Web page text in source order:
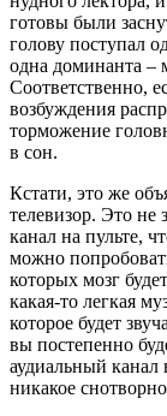
готовы были
голову поступал
одна доминанта –
Соответственно,
возбуждения
торможение
в сон.
Кстати, это же
телевизор. Это не
канал на пульте,
можно
которых мозг
какая-то легкая
которое будет
вы постепенно
аудиальный канал
никакое